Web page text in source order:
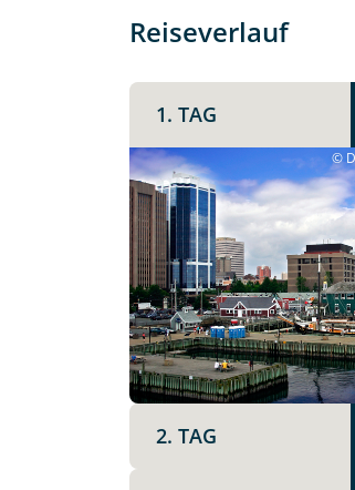
Termin
Reiseverlauf
1. TAG
©
2. TAG